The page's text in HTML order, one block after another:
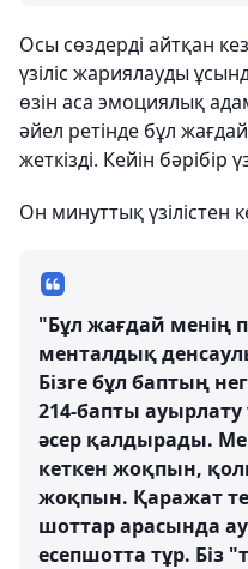
Осы сөздерді айтқан
үзіліс жариялауды
өзін аса эмоциялық
әйел ретінде бұл
жеткізді. Кейін бәрібір
Он минуттық үзілістен
"Бұл жағдай менің
менталдық
Бізге бұл баптың
214-бапты
әсер қалдырады.
кеткен жоқпын,
жоқпын. Қаражат
шоттар арасында
есепшотта тұр. Біз